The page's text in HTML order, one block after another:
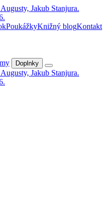
PoukážkyKnižný blogKontakt
Doplnky